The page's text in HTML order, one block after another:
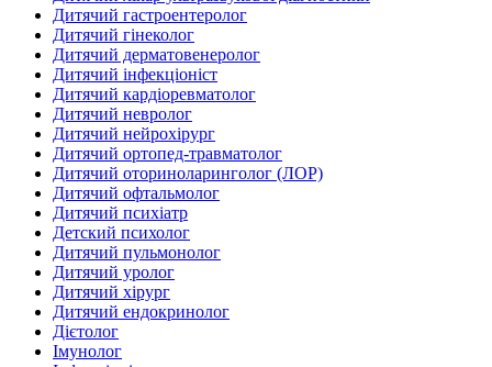
Дитячий гастроентеролог
Дитячий гінеколог
Дитячий дерматовенеролог
Дитячий інфекціоніст
Дитячий кардіоревматолог
Дитячий невролог
Дитячий нейрохірург
Дитячий ортопед-травматолог
Дитячий оториноларинголог (ЛОР)
Дитячий офтальмолог
Дитячий психіатр
Детский психолог
Дитячий пульмонолог
Дитячий уролог
Дитячий хірург
Дитячий ендокринолог
Дієтолог
Імунолог